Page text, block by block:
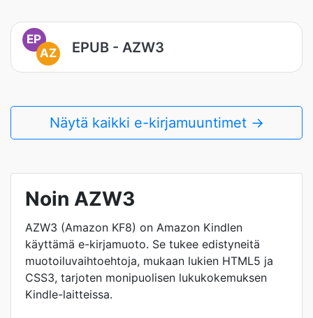
EP
AZ
EPUB - AZW3
Näytä kaikki e-kirjamuuntimet →
Noin AZW3
AZW3 (Amazon KF8) on Amazon Kindlen
käyttämä e-kirjamuoto. Se tukee edistyneitä
muotoiluvaihtoehtoja, mukaan lukien HTML5 ja
CSS3, tarjoten monipuolisen lukukokemuksen
Kindle-laitteissa.